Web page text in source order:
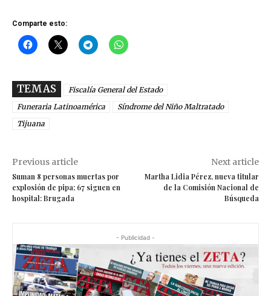
Comparte esto:
TEMAS
Fiscalía General del Estado
Funeraria Latinoamérica
Síndrome del Niño Maltratado
Tijuana
Previous article
Suman 8 personas muertas por
explosión de pipa; 67 siguen en
hospital: Brugada
Next article
Martha Lidia Pérez, nueva titular
de la Comisión Nacional de
Búsqueda
- Publicidad -